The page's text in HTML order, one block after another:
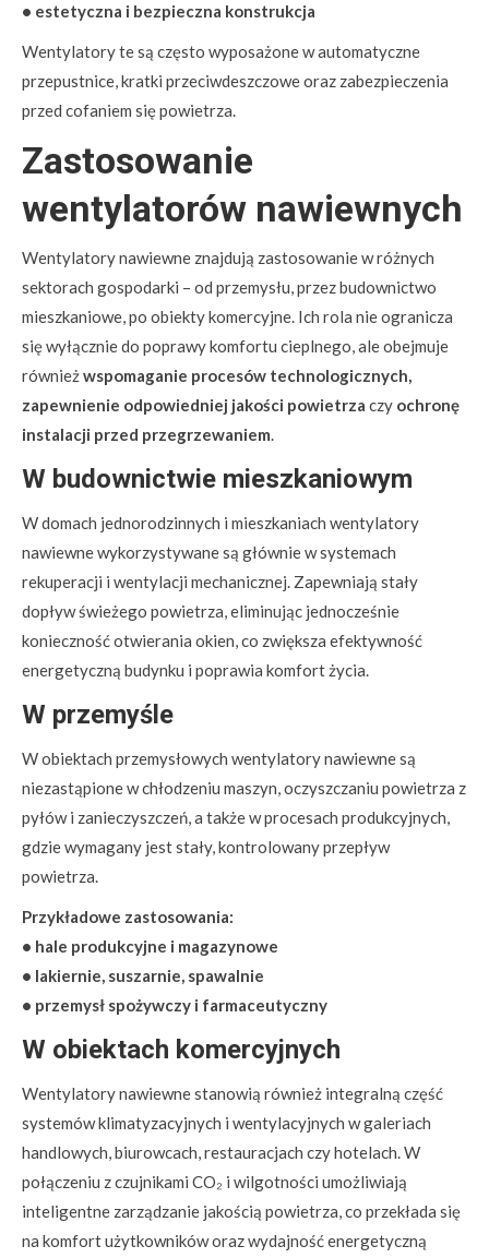
• estetyczna i bezpieczna konstrukcja
Wentylatory te są często wyposażone w automatyczne
przepustnice, kratki przeciwdeszczowe oraz zabezpieczenia
przed cofaniem się powietrza.
Zastosowanie
wentylatorów nawiewnych
Wentylatory nawiewne znajdują zastosowanie w różnych
sektorach gospodarki – od przemysłu, przez budownictwo
mieszkaniowe, po obiekty komercyjne. Ich rola nie ogranicza
się wyłącznie do poprawy komfortu cieplnego, ale obejmuje
równieżwspomaganie procesów technologicznych,
zapewnienie odpowiedniej jakości powietrza czy ochronę
instalacji przed przegrzewaniem
W budownictwie mieszkaniowym
W domach jednorodzinnych i mieszkaniach wentylatory
nawiewne wykorzystywane są głównie w systemach
rekuperacji i wentylacji mechanicznej. Zapewniają stały
dopływ świeżego powietrza, eliminując jednocześnie
konieczność otwierania okien, co zwiększa efektywność
energetyczną budynku i poprawia komfort życia.
W przemyśle
W obiektach przemysłowych wentylatory nawiewne są
niezastąpione w chłodzeniu maszyn, oczyszczaniu powietrza z
pyłów i zanieczyszczeń, a także w procesach produkcyjnych,
gdzie wymagany jest stały, kontrolowany przepływ
powietrza.
Przykładowe zastosowania:
• hale produkcyjne i magazynowe
• lakiernie, suszarnie, spawalnie
• przemysł spożywczy i farmaceutyczny
W obiektach komercyjnych
Wentylatory nawiewne stanowią również integralną część
systemów klimatyzacyjnych i wentylacyjnych w galeriach
handlowych, biurowcach, restauracjach czy hotelach. W
połączeniu z czujnikami CO₂ i wilgotności umożliwiają
inteligentne zarządzanie jakością powietrza, co przekłada się
na komfort użytkowników oraz wydajność energetyczną